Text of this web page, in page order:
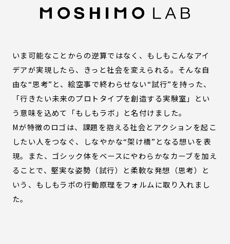
いま可能なことからの逆算ではなく、もしもこんなアイ
デアが実現したら、きっと社会を変えられる。そんな自
由な“思考”と、絵空事で終わらせない“試行”を持った、
「行きたい未来のプロトタイプを創造する実験室」とい
う意味を込めて「もしもラボ」と名付けました。
Mが特徴のロゴは、課題を抱える社会とアクションを起こ
したい人をつなぐ、しなやかな“架け橋”となる想いを表
現。また、ゴシック体をベースにやわらかなカーブを加え
ることで、堅実な姿勢（試行）と柔軟な発想（思考）と
いう、もしもラボの行動原理をフォルムに取り入れまし
た。